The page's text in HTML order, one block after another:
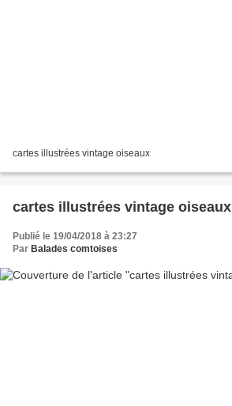
cartes illustrées vintage oiseaux
cartes illustrées vintage oiseaux
Publié le 19/04/2018 à 23:27
Par Balades comtoises